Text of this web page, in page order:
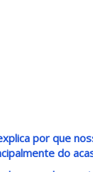
por que
do